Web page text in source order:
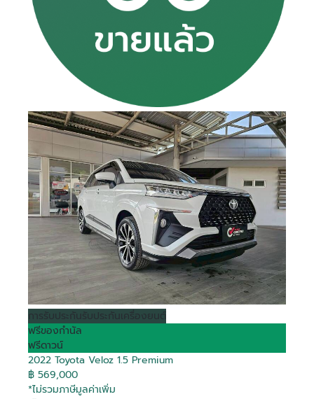
การรับประกันรับประกันเครื่องยนต์
ฟรีของกำนัล
ฟรีดาวน์
2022 Toyota Veloz 1.5 Premium
฿ 569,000
*ไม่รวมภาษีมูลค่าเพิ่ม